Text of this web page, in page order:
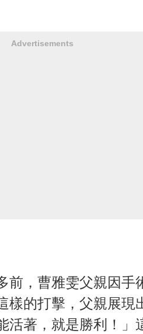
Advertisements
，曹雅雯父親因手
樣的打擊，父親展現
活著，就是勝利！」